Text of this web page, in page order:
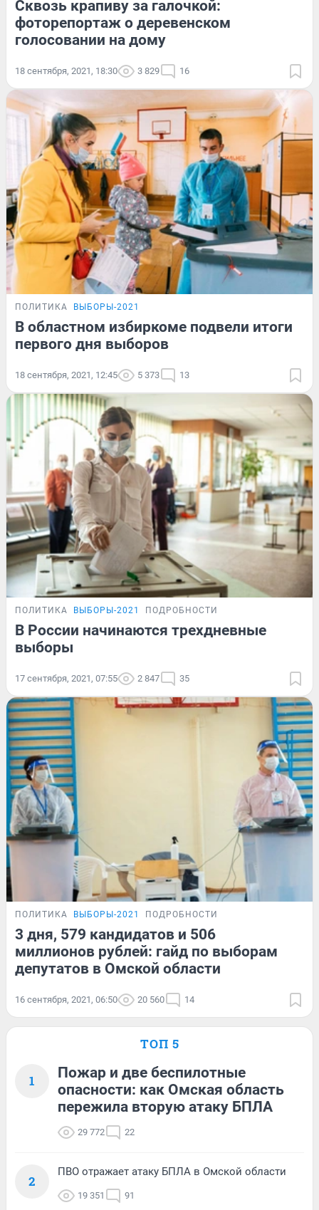
Сквозь крапиву за галочкой:
фоторепортаж о деревенском
голосовании на дому
18 сентября, 2021, 18:30 3 829 16
ПОЛИТИКА ВЫБОРЫ-2021
В областном избиркоме подвели итоги
первого дня выборов
18 сентября, 2021, 12:45 5 373 13
ПОЛИТИКА ВЫБОРЫ-2021 ПОДРОБНОСТИ
В России начинаются трехдневные
выборы
17 сентября, 2021, 07:55 2 847 35
ПОЛИТИКА ВЫБОРЫ-2021 ПОДРОБНОСТИ
3 дня, 579 кандидатов и 506
миллионов рублей: гайд по выборам
депутатов в Омской области
16 сентября, 2021, 06:50 20 560 14
ТОП 5
1
Пожар и две беспилотные
опасности: как Омская область
пережила вторую атаку БПЛА
29 772 22
2
ПВО отражает атаку БПЛА в Омской области
19 351 91